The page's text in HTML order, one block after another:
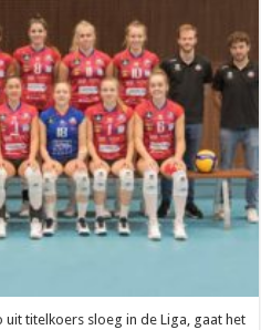
uit titelkoers sloeg in de Liga, gaat het